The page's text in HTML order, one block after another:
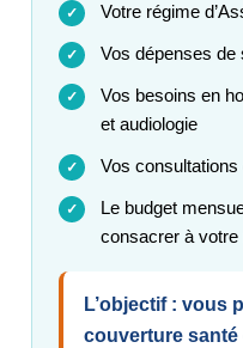
✓ Votre régime
✓ Vos dépenses de
✓
Vos besoins en
et audiologie
✓ Vos
✓
Le budget
consacrer à votre
L’objectif : vous
couverture santé